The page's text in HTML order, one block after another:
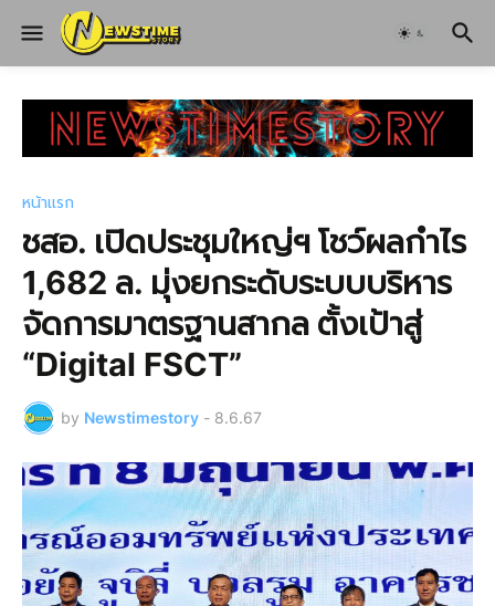
หน้าแรก
ชสอ. เปิดประชุมใหญ่ฯ โชว์ผลกำไร
1,682 ล. มุ่งยกระดับระบบบริหาร
จัดการมาตรฐานสากล ตั้งเป้าสู่
“Digital FSCT”
by Newstimestory - 8.6.67